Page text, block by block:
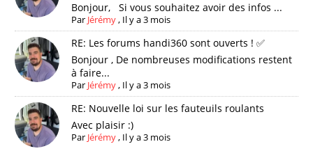
Bonjour, Si vous souhaitez avoir des infos ...
Par Jérémy, Il y a 3 mois
RE: Les forums handi360 sont ouverts ! ✅
Bonjour , De nombreuses modifications restent
à faire...
Par Jérémy, Il y a 3 mois
RE: Nouvelle loi sur les fauteuils roulants
Avec plaisir :)
Par Jérémy, Il y a 3 mois